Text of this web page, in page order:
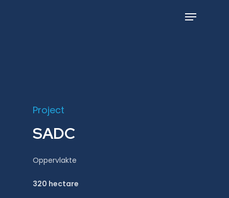
Menu
Project
SADC
Oppervlakte
320 hectare